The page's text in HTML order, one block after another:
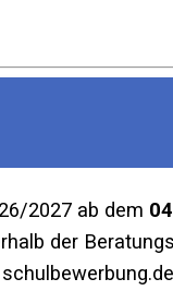
2027 ab dem
der